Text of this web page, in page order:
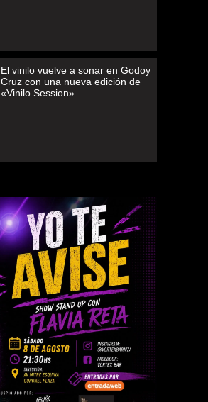
El vinilo vuelve a sonar en Godoy
Cruz con una nueva edición de
«Vinilo Session»